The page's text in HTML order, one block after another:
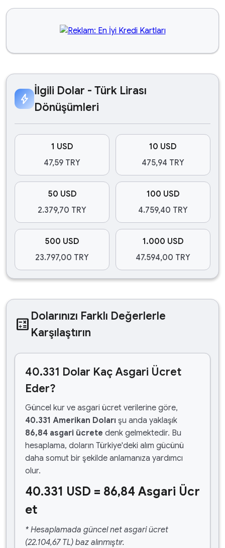
bolt
İlgili Dolar - Türk Lirası
Dönüşümleri
1 USD
47,59 TRY
10 USD
475,94 TRY
50 USD
2.379,70 TRY
100 USD
4.759,40 TRY
500 USD
23.797,00 TRY
1.000 USD
47.594,00 TRY
calculate Dolarınızı Farklı Değerlerle
Karşılaştırın
40.331 Dolar Kaç Asgari Ücret
Eder?
Güncel kur ve asgari ücret verilerine göre,
40.331 Amerikan Doları şu anda yaklaşık
86,84 asgari ücrete denk gelmektedir. Bu
hesaplama, doların Türkiye'deki alım gücünü
daha somut bir şekilde anlamanıza yardımcı
olur.
40.331 USD = 86,84 Asgari Ücr
et
* Hesaplamada güncel net asgari ücret
(22.104,67 TL) baz alınmıştır.